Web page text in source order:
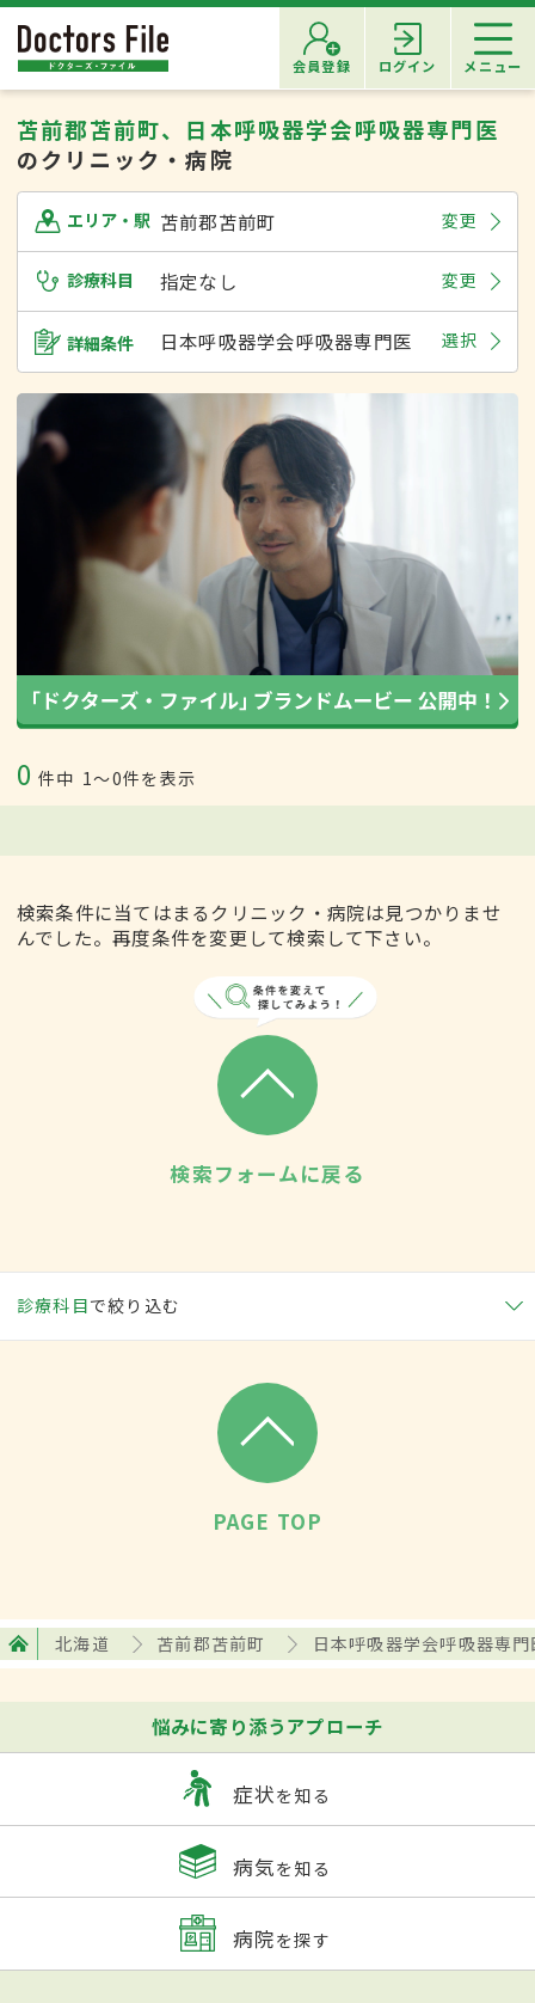
会員登録 ログイン メニュー
苫前郡苫前町、日本呼吸器学会呼吸器専門医
のクリニック・病院
エリア・駅 苫前郡苫前町 変更
診療科目 指定なし 変更
詳細条件 日本呼吸器学会呼吸器専門医 選択
0 件中 1〜0件を表示
検索条件に当てはまるクリニック・病院は見つかりませ
んでした。再度条件を変更して検索して下さい。
検索フォームに戻る
診療科目で絞り込む
PAGE TOP
北海道 苫前郡苫前町 日本呼吸器学会呼吸器専
悩みに寄り添うアプローチ
症状を知る
病気を知る
病院を探す